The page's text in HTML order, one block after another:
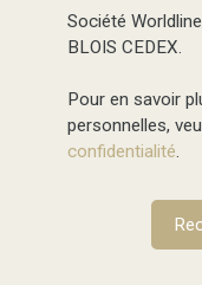
Société
BLOIS CEDEX.
Pour en savoir
personnelles,
confidentialité.